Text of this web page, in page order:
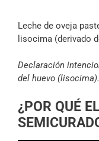
Leche de oveja
lisocima (derivado
Declaración
del huevo (lisocima).
¿POR QUÉ